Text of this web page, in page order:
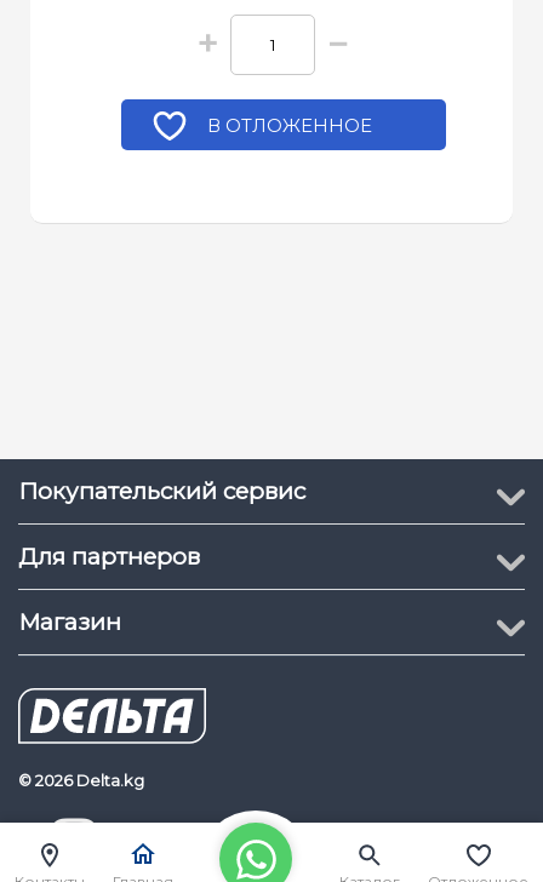
+ −
В ОТЛОЖЕННОЕ
Покупательский сервис
Для партнеров
Магазин
© 2026 Delta.kg
Delta.kg